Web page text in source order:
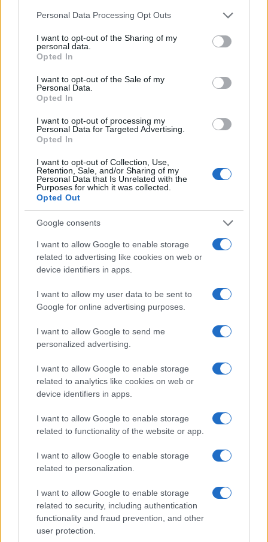
Please note that this website/app uses one or more Google
not limited to your visit or usage behaviour. You may click to
grant or deny consent to Google and its third-party tags to
use your data for below specified purposes in below Google
consent section.
Personal Data Processing Opt Outs
I want to opt-out of the Sharing of my
personal data.
Opted In
I want to opt-out of the Sale of my
Personal Data.
Opted In
I want to opt-out of processing my
Personal Data for Targeted Advertising.
Opted In
I want to opt-out of Collection, Use,
Retention, Sale, and/or Sharing of my
Personal Data that Is Unrelated with the
Purposes for which it was collected.
Opted Out
Google consents
I want to allow Google to enable storage
related to advertising like cookies on web or
device identifiers in apps.
I want to allow my user data to be sent to
Google for online advertising purposes.
I want to allow Google to send me
personalized advertising.
I want to allow Google to enable storage
related to analytics like cookies on web or
device identifiers in apps.
I want to allow Google to enable storage
related to functionality of the website or app.
I want to allow Google to enable storage
related to personalization.
I want to allow Google to enable storage
related to security, including authentication
functionality and fraud prevention, and other
user protection.
Ricevi le nostre ultime news
da
Condividi l'articolo
F
a
ce
b
o
o
k
T
w
it
te
r
Pi
te
re
W
h
at
s
p
p
S
a
re
Articolo precedente
Prossimo articolo
NOTIZIE RECENTI
Le previsioni meteo per il weekend a Olbia e in
Michelle Hunziker in Gallura, bella anche dal
vivo: un amico vip svela come fa
Calangianus, dopo le polemiche il centro
accoglienza minori chiude
Olbia, divieto di sosta contro spaccio e degrado:
esplode la protesta
Pausa caffè impeccabile: come scegliere la
Monte Pino, la fine di un lungo dolore: storia e
rinascita della strada che segnò la Gallura